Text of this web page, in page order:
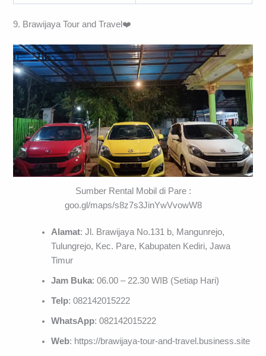
9. Brawijaya Tour and Travel❤️
Sumber Rental Mobil di Pare :
goo.gl/maps/s8z7s3JinYwVvowW8
Alamat: Jl. Brawijaya No.131 b, Mangunrejo,
Tulungrejo, Kec. Pare, Kabupaten Kediri, Jawa
Timur
Jam Buka: 06.00 – 22.30 WIB (Setiap Hari)
Telp: 082142015222
WhatsApp: 082142015222
Web: https://brawijaya-tour-and-travel.business.site